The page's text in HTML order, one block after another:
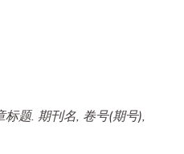
题. 期刊名, 卷号(期号),